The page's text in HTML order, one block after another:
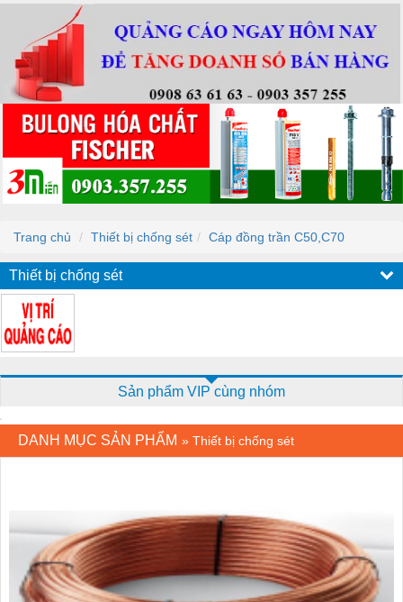
Trang chủ Thiết bị chống sét Cáp đồng trần C50,C70
Thiết bị chống sét
Sản phẩm VIP cùng nhóm
DANH MỤC SẢN PHẨM » Thiết bị chống sét